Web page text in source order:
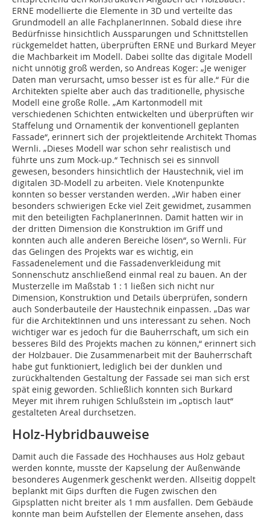
ERNE modellierte die Elemente in 3D und verteilte das
Grundmodell an alle FachplanerInnen. Sobald diese ihre
Bedürfnisse hinsichtlich Aussparungen und Schnittstellen
rückgemeldet hatten, überprüften ERNE und Burkard Meyer
die Machbarkeit im Modell. Dabei sollte das digitale Modell
nicht unnötig groß werden, so Andreas Koger: „Je weniger
Daten man verursacht, umso besser ist es für alle.“ Für die
Architekten spielte aber auch das traditionelle, physische
Modell eine große Rolle. „Am Kartonmodell mit
verschiedenen Schichten entwickelten und überprüften wir
Staffelung und Ornamentik der konventionell geplanten
Fassade“, erinnert sich der projektleitende Architekt Thomas
Wernli. „Dieses Modell war schon sehr realistisch und
führte uns zum Mock-up.“ Technisch sei es sinnvoll
gewesen, besonders hinsichtlich der Haustechnik, viel im
digitalen 3D-Modell zu arbeiten. Viele Knotenpunkte
konnten so besser verstanden werden. „Wir haben einer
besonders schwierigen Ecke viel Zeit gewidmet, zusammen
mit den beteiligten FachplanerInnen. Damit hatten wir in
der dritten Dimension die Konstruktion im Griff und
konnten auch alle anderen Bereiche lösen“, so Wernli. Für
das Gelingen des Projekts war es wichtig, ein
Fassadenelement und die Fassadenverkleidung mit
Sonnenschutz anschließend einmal real zu bauen. An der
Musterzelle im Maßstab 1 : 1 ließen sich nicht nur
Dimension, Konstruktion und Details überprüfen, sondern
auch Sonderbauteile der Haustechnik einpassen. „Das war
für die ArchitektInnen und uns interessant zu sehen. Noch
wichtiger war es jedoch für die Bauherrschaft, um sich ein
besseres Bild des Projekts machen zu können,“ erinnert sich
der Holzbauer. Die Zusammenarbeit mit der Bauherrschaft
habe gut funktioniert, lediglich bei der dunklen und
zurückhaltenden Gestaltung der Fassade sei man sich erst
spät einig geworden. Schließlich konnten sich Burkard
Meyer mit ihrem ruhigen Schlußstein im „optisch laut“
gestalteten Areal durchsetzen.
Holz-Hybridbauweise
Damit auch die Fassade des Hochhauses aus Holz gebaut
werden konnte, musste der Kapselung der Außenwände
besonderes Augenmerk geschenkt werden. Allseitig doppelt
beplankt mit Gips durften die Fugen zwischen den
Gipsplatten nicht breiter als 1 mm ausfallen. Dem Gebäude
konnte man beim Aufstellen der Elemente ansehen, dass